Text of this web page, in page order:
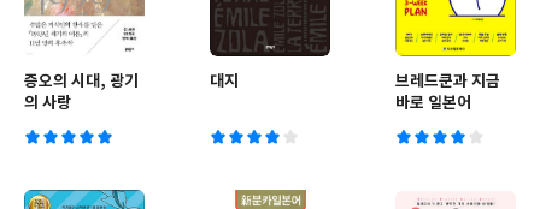
증오의 시대, 광기
의 사랑
대지
브레드쿤과 지금
바로 일본어